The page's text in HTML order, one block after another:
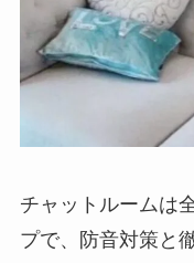
チャットルームは
プで、防音対策と